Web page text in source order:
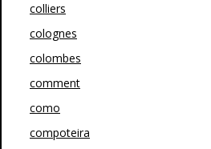
colliers
colognes
colombes
comment
como
compoteira